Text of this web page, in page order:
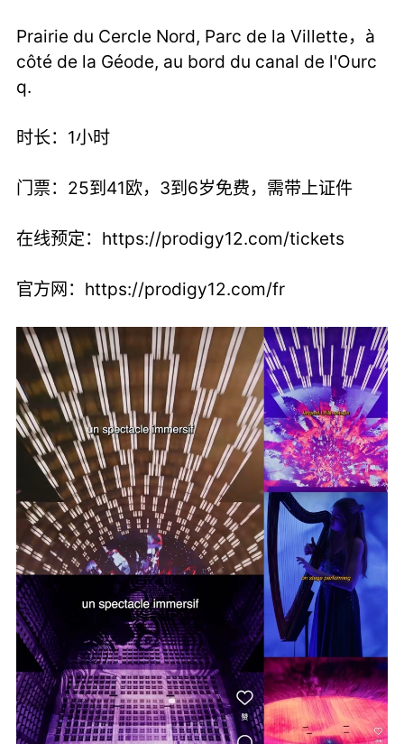
Prairie du Cercle Nord, Parc de la Villette，à
côté de la Géode, au bord du canal de l'Ourc
q.
时长：1小时
门票：25到41欧，3到6岁免费，需带上证件
在线预定： https://prodigy12.com/tickets
官方网： https://prodigy12.com/fr